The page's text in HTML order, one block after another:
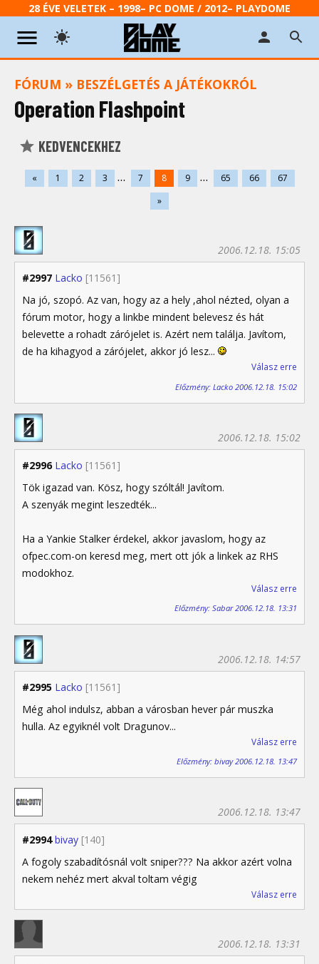
28 ÉVE VELETEK – 1998– PC DOME / 2012– PLAYDOME
FÓRUM » BESZÉLGETÉS A JÁTÉKOKRÓL
Operation Flashpoint
KEDVENCEKHEZ
« 1 2 3 ... 7 8 9 ... 65 66
67
»
#2997 Lacko [11561]
2006.12.18. 15:05
Na jó, szopó. Az van, hogy az a hely ,ahol nézted, olyan a
fórum motor, hogy a linkbe mindent belevesz és hát
belevette a rohadt zárójelet is. Azért nem találja. Javítom,
de ha kihagyod a zárójelet, akkor jó lesz...
Válasz erre
Előzmény: Lacko 2006.12.18. 15:02
#2996 Lacko [11561]
2006.12.18. 15:02
Tök igazad van. Kösz, hogy szóltál! Javítom.
A szenyák megint leszedték...
Ha a Yankie Stalker érdekel, akkor javaslom, hogy az
ofpec.com-on keresd meg, mert ott jók a linkek az RHS
modokhoz.
Válasz erre
Előzmény: Sabar 2006.12.18. 13:31
#2995 Lacko [11561]
2006.12.18. 14:57
Még ahol indulsz, abban a városban hever pár muszka
hulla. Az egyiknél volt Dragunov...
Válasz erre
Előzmény: bivay 2006.12.18. 13:47
#2994 bivay [140]
2006.12.18. 13:47
A fogoly szabadítósnál volt sniper??? Na akkor azért volna
nekem nehéz mert akval toltam végig
Válasz erre
2006.12.18. 13:31